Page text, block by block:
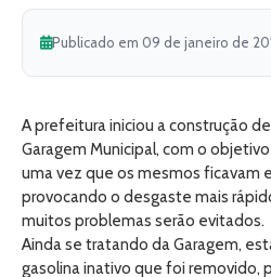
Publicado em 09 de janeiro de
A prefeitura iniciou a construção
Garagem Municipal, com o
uma vez que os mesmos ficavam
provocando o desgaste mais
muitos problemas serão evitados.
Ainda se tratando da Garagem,
gasolina inativo que foi removido,